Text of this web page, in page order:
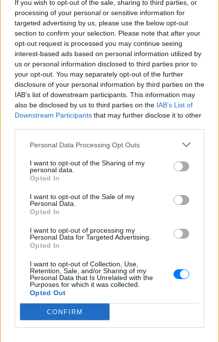
If you wish to opt-out of the sale, sharing to third parties, or
processing of your personal or sensitive information for
targeted advertising by us, please use the below opt-out
section to confirm your selection. Please note that after your
opt-out request is processed you may continue seeing
interest-based ads based on personal information utilized by
us or personal information disclosed to third parties prior to
your opt-out. You may separately opt-out of the further
disclosure of your personal information by third parties on the
IAB’s list of downstream participants. This information may
also be disclosed by us to third parties on the IAB’s List of
Downstream Participants that may further disclose it to other
Personal Data Processing Opt Outs
I want to opt-out of the Sharing of my
personal data.
Opted In
I want to opt-out of the Sale of my
Personal Data.
Opted In
I want to opt-out of processing my
Personal Data for Targeted Advertising.
Opted In
I want to opt-out of Collection, Use,
Retention, Sale, and/or Sharing of my
Personal Data that Is Unrelated with the
Purposes for which it was collected.
Opted Out
CONFIRM
ΔΕΙΤΕ ΕΠΙΣΗΣ
ΣΤΗΝ ΙΔΙΑ ΚΑΤΗΓΟΡΙΑ
Ξέχνα τα μουσεία: Οι τουρίστες
τρέχουν πλέον εδώ
ΠΡΙΝ 2 ΏΡΕΣ
Και υπάρχει λόγος
Έγραψε ιστορία με την πένα
της: Η δημοσιογράφος που
άλλαξε τον ρόλο των γυναικών
στην Παλαιστίνη
Η δημοσιογράφος που αψήφησε την
εποχή της και έγινε σύμβολο ενός
Η έρευνα που ανατρέπει όσα
πιστεύαμε για την ανθρώπινη
Mπορεί το ChatGPT να αντικαταστήσει
έναν συγγραφέα;